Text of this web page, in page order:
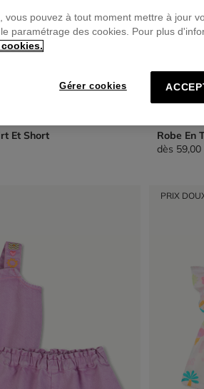
Et Short
Robe En
dès 59,00
PRIX
vous pouvez à tout moment mettre à jour
paramétrage des cookies. Pour plus
Gérer cookies